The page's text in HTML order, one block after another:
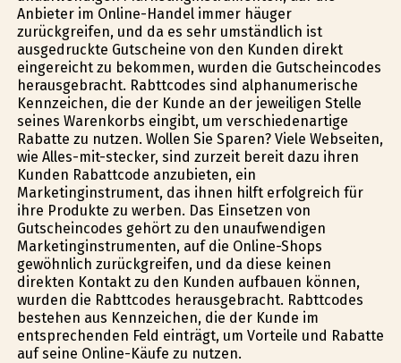
Anbieter im Online-Handel immer häufiger
zurückgreifen, und da es sehr umständlich ist
ausgedruckte Gutscheine von den Kunden direkt
eingereicht zu bekommen, wurden die Gutscheincodes
herausgebracht. Rabttcodes sind alphanumerische
Kennzeichen, die der Kunde an der jeweiligen Stelle
seines Warenkorbs eingibt, um verschiedenartige
Rabatte zu nutzen. Wollen Sie Sparen? Viele Webseiten,
wie Alles-mit-stecker, sind zurzeit bereit dazu ihren
Kunden Rabattcode anzubieten, ein
Marketinginstrument, das ihnen hilft erfolgreich für
ihre Produkte zu werben. Das Einsetzen von
Gutscheincodes gehört zu den unaufwendigen
Marketinginstrumenten, auf die Online-Shops
gewöhnlich zurückgreifen, und da diese keinen
direkten Kontakt zu den Kunden aufbauen können,
wurden die Rabttcodes herausgebracht. Rabttcodes
bestehen aus Kennzeichen, die der Kunde im
entsprechenden Feld einträgt, um Vorteile und Rabatte
auf seine Online-Käufe zu nutzen.